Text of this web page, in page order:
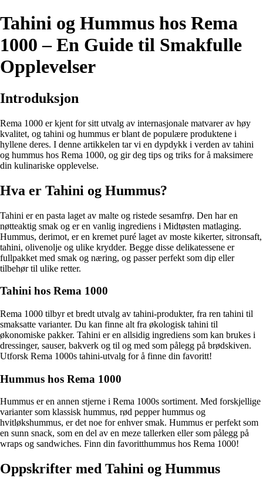
Tahini og Hummus hos Rema
1000 – En Guide til Smakfulle
Opplevelser
Introduksjon
Rema 1000 er kjent for sitt utvalg av internasjonale matvarer av høy
kvalitet, og tahini og hummus er blant de populære produktene i
hyllene deres. I denne artikkelen tar vi en dypdykk i verden av tahini
og hummus hos Rema 1000, og gir deg tips og triks for å maksimere
din kulinariske opplevelse.
Hva er Tahini og Hummus?
Tahini er en pasta laget av malte og ristede sesamfrø. Den har en
nøtteaktig smak og er en vanlig ingrediens i Midtøsten matlaging.
Hummus, derimot, er en kremet puré laget av moste kikerter, sitronsaft,
tahini, olivenolje og ulike krydder. Begge disse delikatessene er
fullpakket med smak og næring, og passer perfekt som dip eller
tilbehør til ulike retter.
Tahini hos Rema 1000
Rema 1000 tilbyr et bredt utvalg av tahini-produkter, fra ren tahini til
smaksatte varianter. Du kan finne alt fra økologisk tahini til
økonomiske pakker. Tahini er en allsidig ingrediens som kan brukes i
dressinger, sauser, bakverk og til og med som pålegg på brødskiven.
Utforsk Rema 1000s tahini-utvalg for å finne din favoritt!
Hummus hos Rema 1000
Hummus er en annen stjerne i Rema 1000s sortiment. Med forskjellige
varianter som klassisk hummus, rød pepper hummus og
hvitløkshummus, er det noe for enhver smak. Hummus er perfekt som
en sunn snack, som en del av en meze tallerken eller som pålegg på
wraps og sandwiches. Finn din favoritthummus hos Rema 1000!
Oppskrifter med Tahini og Hummus